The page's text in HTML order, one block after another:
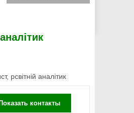
рсвітній аналітик
Показать контакты